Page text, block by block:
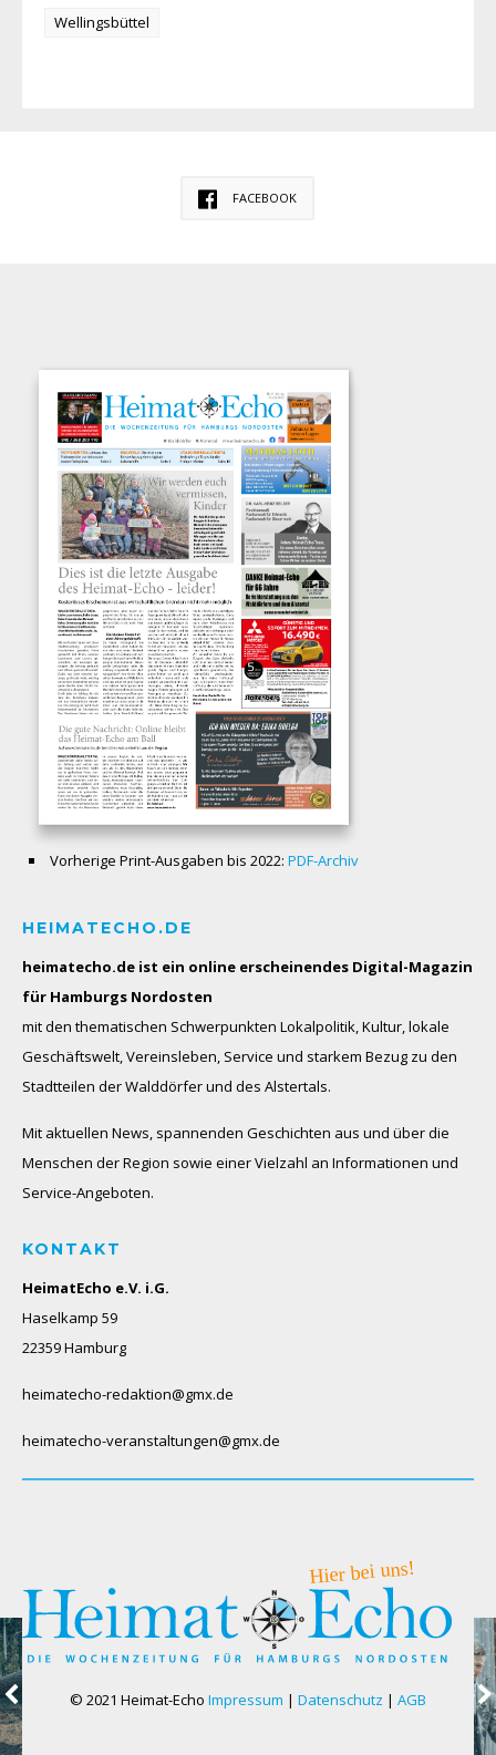
Wellingsbüttel
FACEBOOK
Vorherige Print-Ausgaben bis 2022: PDF-Archiv
HEIMATECHO.DE
heimatecho.de ist ein online erscheinendes Digital-Magazin
für Hamburgs Nordosten
mit den thematischen Schwerpunkten Lokalpolitik, Kultur, lokale
Geschäftswelt, Vereinsleben, Service und starkem Bezug zu den
Stadtteilen der Walddörfer und des Alstertals.
Mit aktuellen News, spannenden Geschichten aus und über die
Menschen der Region sowie einer Vielzahl an Informationen und
Service-Angeboten.
KONTAKT
HeimatEcho e.V. i.G.
Haselkamp 59
22359 Hamburg
heimatecho-redaktion@gmx.de
heimatecho-veranstaltungen@gmx.de
© 2021 Heimat-Echo Impressum | Datenschutz | AGB